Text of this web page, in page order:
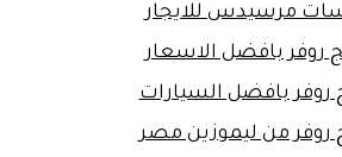
مرسيدس للايجار
روفر بافضل الاسعار
روفر بافضل السيارات
روفر من ليموزين مصر